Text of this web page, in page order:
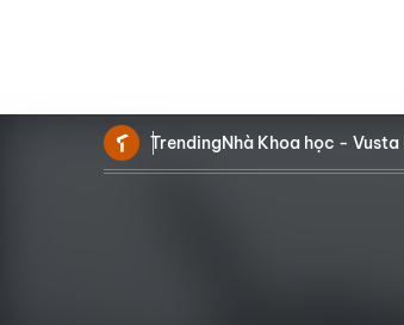
TrendingNhà Khoa học - Vusta